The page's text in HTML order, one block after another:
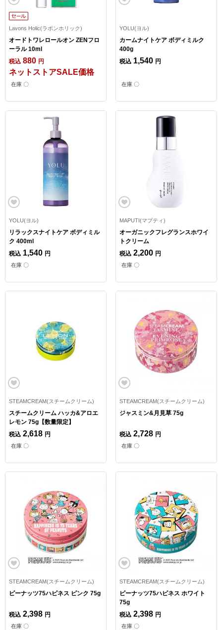
Lavons Holic(ラボンホリック)
オードトワレロールオン ZENフロ
ーラル 10ml
税込 880 円
ネットストアSALE価格
在庫 〇
YOLU(ヨル)
カームナイトケア ボディミルク
400g
税込 1,540 円
在庫 〇
YOLU(ヨル)
リラックスナイトケア ボディミル
ク 400ml
税込 1,540 円
在庫 〇
MAPUTI(マプティ)
オーガニックフレグランスホワイ
トクリーム
税込 2,200 円
在庫 〇
STEAMCREAM(スチームクリーム)
スチームクリーム ハッカ&アロエ
レモン 75g【数量限定】
税込 2,618 円
在庫 〇
STEAMCREAM(スチームクリーム)
ジャスミン&月見草 75g
税込 2,728 円
在庫 〇
STEAMCREAM(スチームクリーム)
ピーナッツ75ハピネス ピンク 75g
税込 2,398 円
在庫 〇
STEAMCREAM(スチームクリーム)
ピーナッツ75ハピネス ホワイト
75g
税込 2,398 円
在庫 〇